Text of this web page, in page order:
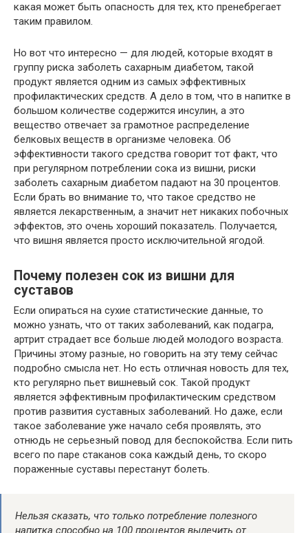
какая может быть опасность для тех, кто пренебрегает
таким правилом.
Но вот что интересно — для людей, которые входят в
группу риска заболеть сахарным диабетом, такой
продукт является одним из самых эффективных
профилактических средств. А дело в том, что в напитке в
большом количестве содержится инсулин, а это
вещество отвечает за грамотное распределение
белковых веществ в организме человека. Об
эффективности такого средства говорит тот факт, что
при регулярном потреблении сока из вишни, риски
заболеть сахарным диабетом падают на 30 процентов.
Если брать во внимание то, что такое средство не
является лекарственным, а значит нет никаких побочных
эффектов, это очень хороший показатель. Получается,
что вишня является просто исключительной ягодой.
Почему полезен сок из вишни для
суставов
Если опираться на сухие статистические данные, то
можно узнать, что от таких заболеваний, как подагра,
артрит страдает все больше людей молодого возраста.
Причины этому разные, но говорить на эту тему сейчас
подробно смысла нет. Но есть отличная новость для тех,
кто регулярно пьет вишневый сок. Такой продукт
является эффективным профилактическим средством
против развития суставных заболеваний. Но даже, если
такое заболевание уже начало себя проявлять, это
отнюдь не серьезный повод для беспокойства. Если пить
всего по паре стаканов сока каждый день, то скоро
пораженные суставы перестанут болеть.
Нельзя сказать, что только потребление полезного